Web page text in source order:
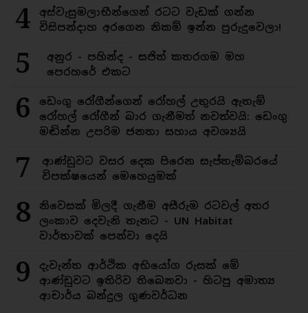
4
අස්වැසුමලාභීන්ගෙන් රටට වැඩක් ගන්න
විසිපන්දාහ අරගෙන නිකම් ඉන්න පුරුදුවෙලා!
5
අනුර - පහින්ද - සජිත් කතරගම මහ
පෙරහරේ එකට
6
ඩෙංගු රෝගීන්ගෙන් රෝහල් උතුරයි ඇතැම්
රෝහල් රෝගීන් බාර ගැනීමත් නවත්වයි: ඩෙංගු
මඬින්න උපරිම ජනතා සහාය අවශ්‍යයි
7
ආණ්ඩුවට වසර දෙක පිරෙන සැප්තැම්බරයේ
විපක්ෂයෙන් මෙහෙයුමක්
8
නිවෙසක් මිලදී ගැනීම අසීරුම රටවල් අතර
ලංකාව දෙවැනි තැනට - UN Habitat
වාර්තාවක් පෙන්වා දෙයි
9
දැවැන්ත ආර්ථික අභියෝග රුසක් මේ
ආණ්ඩුවට ඉතිරිව තිබෙනවා - හිටපු අමාත්‍ය
ආචාර්ය බන්දුල ගුණවර්ධන